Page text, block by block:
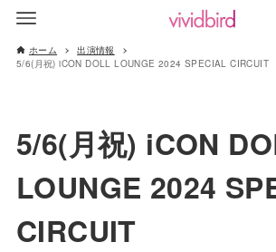
ホーム
出演情報
5/6(月祝) iCON DOLL LOUNGE 2024 SPECIAL CIRCUIT
5/6(月祝) iCON
LOUNGE 2024
CIRCUIT